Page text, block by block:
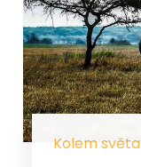
Kolem světa